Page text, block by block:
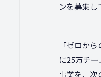
ンを募集し
「ゼロか
に25万チ
事業を、次